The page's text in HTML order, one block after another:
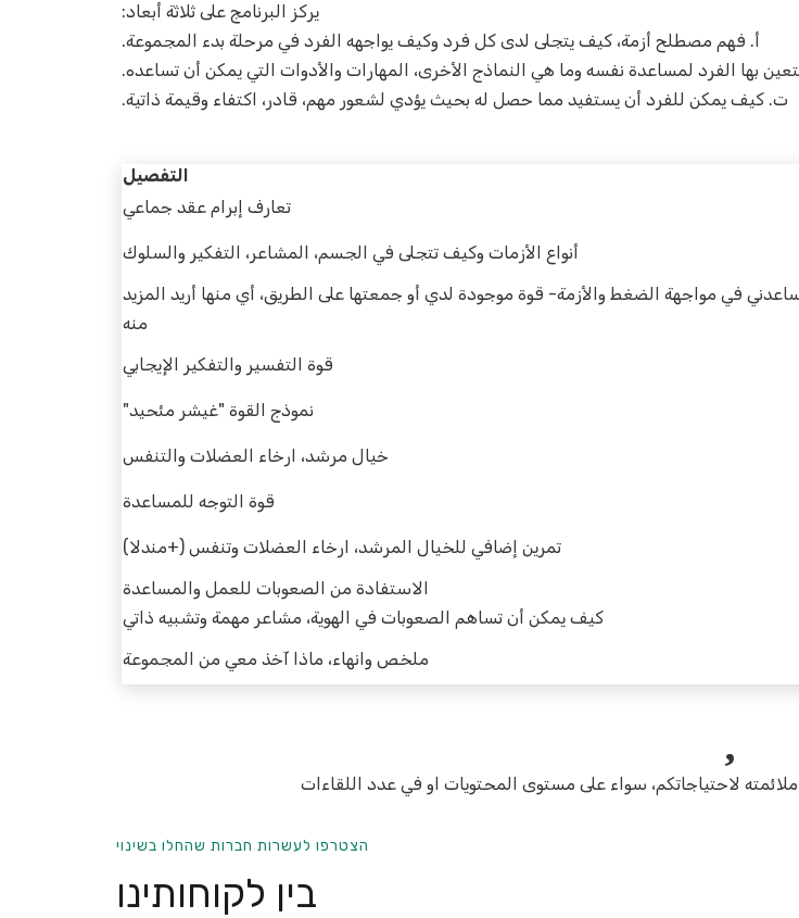
يركز البرنامج على ثلاثة أبعاد:
أ‌. فهم مصطلح أزمة، كيف يتجلى لدى كل فرد وكيف يواجهه الفرد في مرحلة بدء المجموعة.
بها الفرد لمساعدة نفسه وما هي النماذج الأخرى، المهارات والأدوات التي يمكن أن تساعده.
ت‌. كيف يمكن للفرد أن يستفيد مما حصل له بحيث يؤدي لشعور مهم، قادر، اكتفاء وقيمة ذاتية.
التفصيل
تعارف إبرام عقد جماعي
أنواع الأزمات وكيف تتجلى في الجسم، المشاعر، التفكير والسلوك
في مواجهة الضغط والأزمة- قوة موجودة لدي أو جمعتها على الطريق، أي منها أريد المزيد
منه
قوة التفسير والتفكير الإيجابي
نموذج القوة "غيشر مئحيد"
خيال مرشد، ارخاء العضلات والتنفس
قوة التوجه للمساعدة
تمرين إضافي للخيال المرشد، ارخاء العضلات وتنفس (+مندلا)
الاستفادة من الصعوبات للعمل والمساعدة
كيف يمكن أن تساهم الصعوبات في الهوية، مشاعر مهمة وتشبيه ذاتي
ملخص وانهاء، ماذا آخذ معي من المجموعة
لاحتياجاتكم، سواء على مستوى المحتويات او في عدد اللقاءات
הצטרפו לעשרות חברות שהחלו בשינוי
בין לקוחותינו